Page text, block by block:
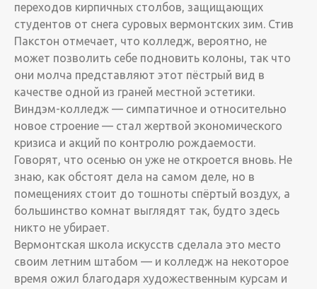
переходов кирпичных столбов, защищающих
студентов от снега суровых вермонтских зим. Стив
Пакстон отмечает, что колледж, вероятно, не
может позволить себе подновить колоны, так что
они молча представляют этот пёстрый вид в
качестве одной из граней местной эстетики.
Виндэм-колледж — симпатичное и относительно
новое строение — стал жертвой экономического
кризиса и акций по контролю рождаемости.
Говорят, что осенью он уже не откроется вновь. Не
знаю, как обстоят дела на самом деле, но в
помещениях стоит до тошноты спёртый воздух, а
большинство комнат выглядят так, будто здесь
никто не убирает.
Вермонтская школа искусств сделала это место
своим летним штабом — и колледж на некоторое
время ожил благодаря художественным курсам и